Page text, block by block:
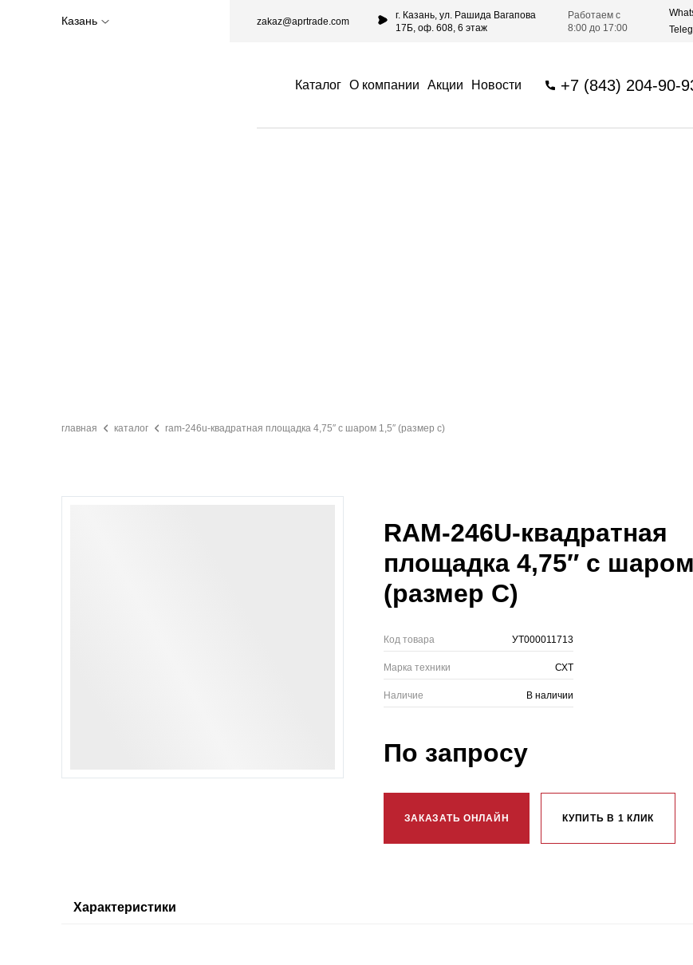
Казань zakaz@aprtrade.com
г. Казань, ул. Рашида Вагапова
17Б, оф. 608, 6 этаж
Работаем с
8:00 до 17:00
Каталог О компании Акции Новости +7 (843) 204-90-
главная каталог ram-246u-квадратная площадка 4,75″ с шаром 1,5″ (размер с)
RAM-246U-квадратная
площадка 4,75″ с
(размер С)
Код товара УТ000011713
Марка техники СХТ
Наличие В наличии
По запросу
ЗАКАЗАТЬ ОНЛАЙН КУПИТЬ В 1 КЛИК
Характеристики